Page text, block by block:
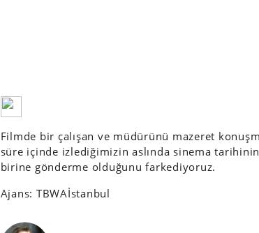
Filmde bir çalışan ve müdürünü mazeret
süre içinde izlediğimizin aslında sinema
birine gönderme olduğunu farkediyoruz.
Ajans: TBWAİstanbul